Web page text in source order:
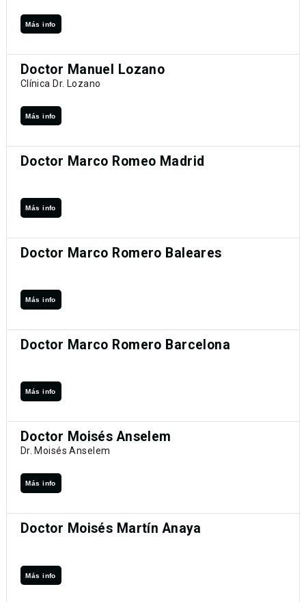
Más info
Doctor Manuel Lozano
Clínica Dr. Lozano
Más info
Doctor Marco Romeo Madrid
Más info
Doctor Marco Romero Baleares
Más info
Doctor Marco Romero Barcelona
Más info
Doctor Moisés Anselem
Dr. Moisés Anselem
Más info
Doctor Moisés Martín Anaya
Más info